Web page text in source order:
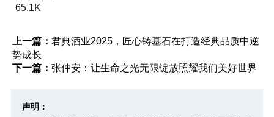
65.1K
上一篇： 君典酒业2025，匠心铸基石在打造经典品质中逆
势成长
下一篇： 张仲安：让生命之光无限绽放照耀我们美好世界
声明：